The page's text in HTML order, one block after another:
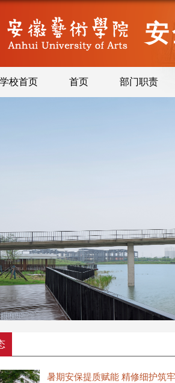
学校首页 首页 部门职责
暑期安保提质赋能 精修细护筑